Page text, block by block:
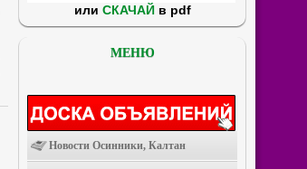
или СКАЧАЙв pdf
МЕНЮ
Новости Осинники, Калтан